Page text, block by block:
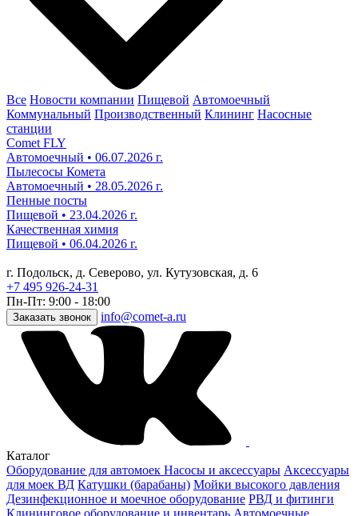
Все Новости компании Пищевой Автомоечный
Коммунальный Производственный Клининг Насосные
станции
Comet FLY
Автомоечный • 06.07.2026 г.
Пылесосы Комета
Автомоечный • 28.05.2026 г.
Пенные посты
Пищевой • 23.04.2026 г.
Качественная химия
Пищевой • 06.04.2026 г.
г. Подольск, д. Северово, ул. Кутузовская, д. 6
+7 495 926-24-31
Пн-Пт: 9:00 - 18:00
Заказать звонок info@comet-a.ru
Каталог
Оборудование для автомоек Насосы и аксессуары Аксессуары
для моек ВД Катушки (барабаны) Мойки высокого давления
Дезинфекционное и моечное оборудование РВД и фитинги
Клининговое оборудование и инвентарь Автомоечные